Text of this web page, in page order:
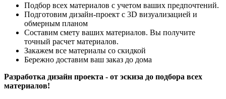
Подбор всех материалов с учетом ваших предпочтений.
Подготовим дизайн-проект с 3D визуализацией и
обмерным планом
Составим смету ваших материалов. Вы получите
точный расчет материалов.
Закажем все материалы со скидкой
Бережно доставим ваш заказ до дома
Разработка дизайн проекта - от эскиза до подбора всех
материалов!